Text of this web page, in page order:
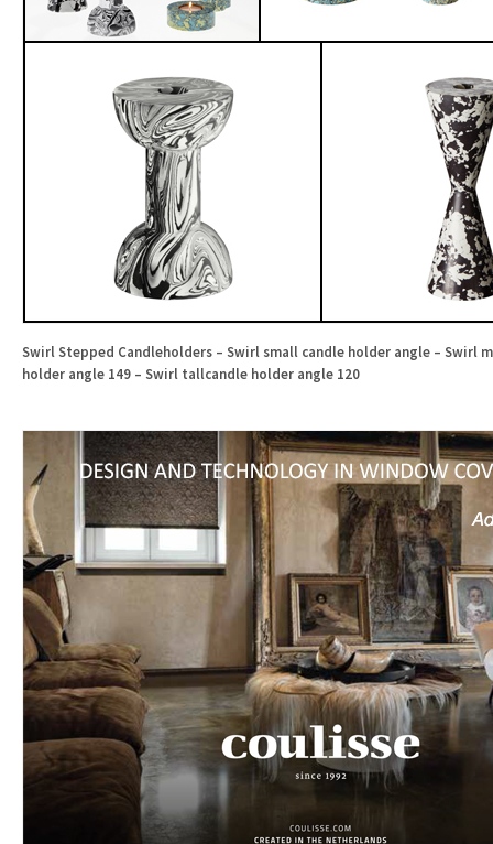
Swirl Stepped Candleholders – Swirl small candle holder angle – Swirl
holder angle 149 – Swirl tallcandle holder angle 120